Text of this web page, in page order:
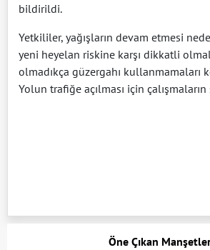
bildirildi.
Yetkililer, yağışların devam etmesi
yeni heyelan riskine karşı dikkatli
olmadıkça güzergahı kullanmamaları
Yolun trafiğe açılması için
Öne Çıkan